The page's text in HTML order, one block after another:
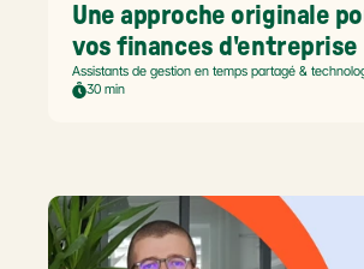
Une approche originale
vos finances d'entreprise
Assistants de gestion en temps partagé &
30 min